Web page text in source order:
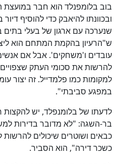
בוב בלומפנלד הוא חבר במועצת
ובכוונתו להיאבק כדי להוסיף
שנערכה עם ארגון של בעלי בתים
ש"הרעיון בהקמת המתחם הוא
עובדים ו'משחקים'. אבל אם
להרשות את סכומי העתק
למקומות כמו פלמדייל. זה יצור
במפגע סביבתי".
לדעתו של בלומנפלד, יש להקצות
בר-השגה: "לא מדובר בדירות
כשכר דירה", הוא הסביר.